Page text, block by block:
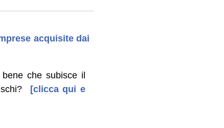
acquisite dai
che subisce il
[clicca qui e